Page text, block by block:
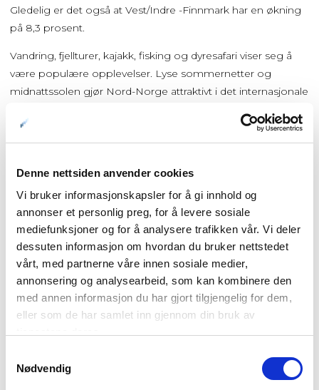
Denne nettsiden anvender cookies
Vi bruker informasjonskapsler for å gi innhold og
annonser et personlig preg, for å levere sosiale
mediefunksjoner og for å analysere trafikken vår. Vi deler
dessuten informasjon om hvordan du bruker nettstedet
vårt, med partnerne våre innen sosiale medier,
annonsering og analysearbeid, som kan kombinere den
med annen informasjon du har gjort tilgjengelig for dem,
eller som de har samlet inn gjennom din bruk av
Nødvendig
Gledelig er det også at Vest/Indre -Finnmark har en økning
på 8,3 prosent.
Vandring, fjellturer, kajakk, fisking og dyresafari viser seg å
være populære opplevelser. Lyse sommernetter og
midnattssolen gjør Nord-Norge attraktivt i det internasjonale
Les statistikken her;
iLag Nord Norge – Nettsamfunnet for reiselivet i Nord-